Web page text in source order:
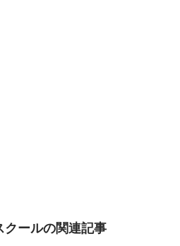
クールの関連記事